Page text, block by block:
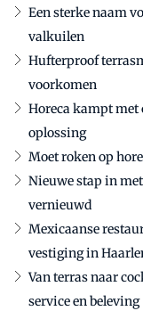
Een sterke naam
valkuilen
Hufterproof
voorkomen
Horeca kampt met
oplossing
Moet roken op
Nieuwe stap in
vernieuwd
Mexicaanse
vestiging in
Van terras naar
service en beleving